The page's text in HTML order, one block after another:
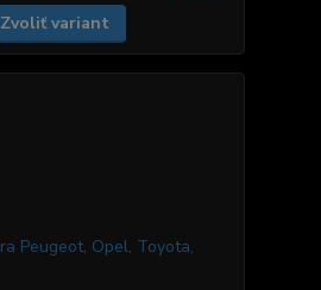
Zvoliť variant